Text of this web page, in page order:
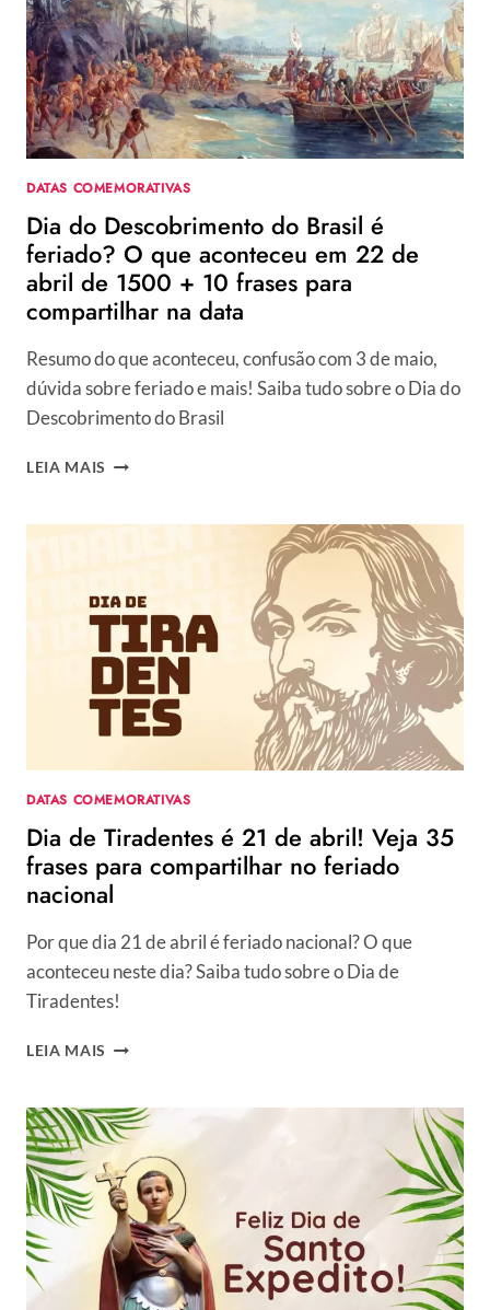
A
HISTÓRIA
DE
VIDA
DA
DOUTORA
DA
E
20
FRASES
E
ORAÇÕES
DATAS COMEMORATIVAS
Dia do Descobrimento do Brasil é
feriado? O que aconteceu em 22 de
abril de 1500 + 10 frases para
compartilhar na data
Resumo do que aconteceu, confusão com 3 de maio,
dúvida sobre feriado e mais! Saiba tudo sobre o Dia do
Descobrimento do Brasil
LEIA MAIS DIA
DO
FERIADO?
O
QUE
ACONTECEU
EM
22
DE
1500
+
10
FRASES
PARA
NA
DATA
DATAS COMEMORATIVAS
Dia de Tiradentes é 21 de abril! Veja 35
frases para compartilhar no feriado
nacional
Por que dia 21 de abril é feriado nacional? O que
aconteceu neste dia? Saiba tudo sobre o Dia de
Tiradentes!
LEIA MAIS DIA
É
21
DE
ABRIL!
VEJA
35
FRASES
PARA
COMPARTILHAR